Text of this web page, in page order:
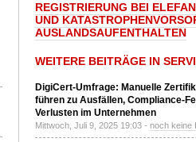
REGISTRIERUNG BEI
UND
AUSLANDSAUFENTHALTEN
WEITERE BEITRÄGE IN
DigiCert-Umfrage: Manuelle
führen zu Ausfällen, Compliance-
Verlusten im Unternehmen
Mittwoch, Juli 9, 2025 19:03 - noch keine